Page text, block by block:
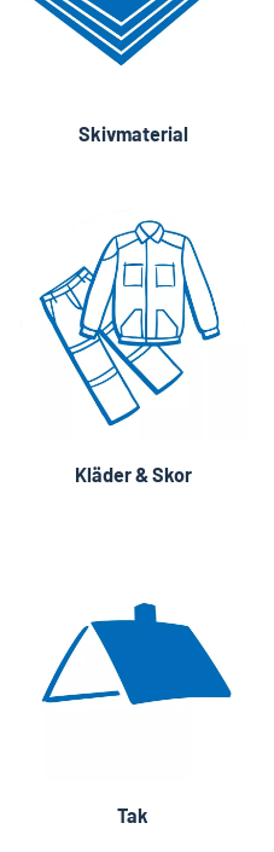
Skivmaterial
Kläder & Skor
Tak